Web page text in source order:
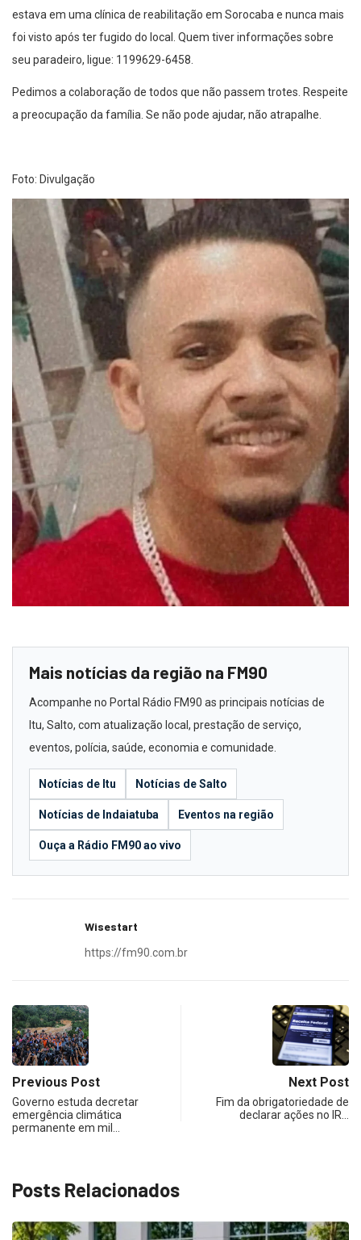
estava em uma clínica de reabilitação em Sorocaba e nunca mais
foi visto após ter fugido do local. Quem tiver informações sobre
seu paradeiro, ligue: 1199629-6458.
Pedimos a colaboração de todos que não passem trotes. Respeite
a preocupação da família. Se não pode ajudar, não atrapalhe.
Foto: Divulgação
Mais notícias da região na FM90
Acompanhe no Portal Rádio FM90 as principais notícias de
Itu, Salto, com atualização local, prestação de serviço,
eventos, polícia, saúde, economia e comunidade.
Notícias de Itu Notícias de Salto
Notícias de Indaiatuba Eventos na região
Ouça a Rádio FM90 ao vivo
Wisestart
https://fm90.com.br
Previous Post
Governo estuda decretar
emergência climática
permanente em mil…
Next Post
Fim da obrigatoriedade de
declarar ações no IR…
Posts Relacionados